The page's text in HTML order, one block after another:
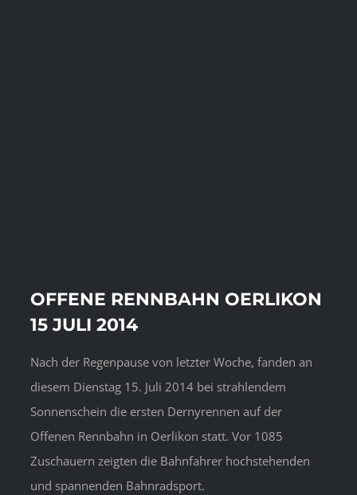
OFFENE RENNBAHN OERLIKON
15 JULI 2014
Nach der Regenpause von letzter Woche, fanden an
diesem Dienstag 15. Juli 2014 bei strahlendem
Sonnenschein die ersten Dernyrennen auf der
Offenen Rennbahn in Oerlikon statt. Vor 1085
Zuschauern zeigten die Bahnfahrer hochstehenden
und spannenden Bahnradsport.